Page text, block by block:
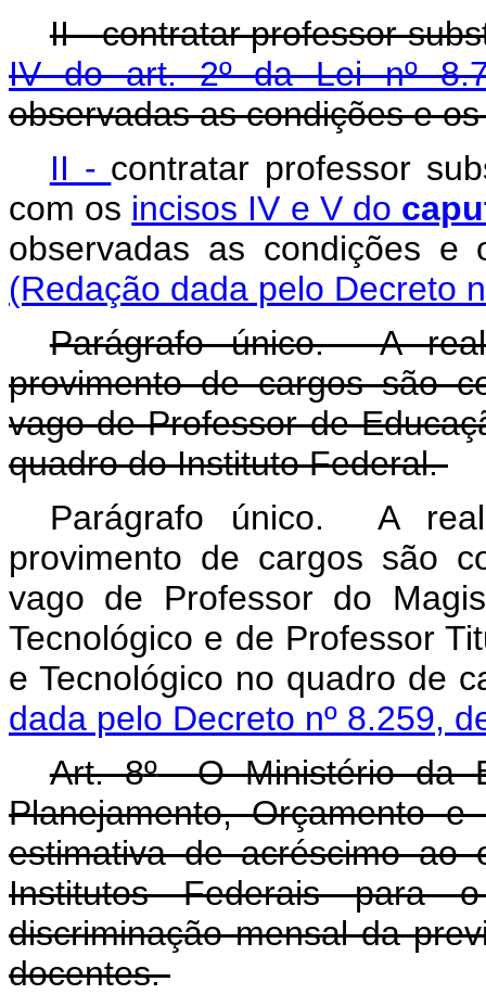
II - contratar professor
IV do art. 2º da Lei nº
observadas as condições e
II - contratar professor
com os incisos IV e V do
observadas as condições e
(Redação dada pelo Decreto
Parágrafo único. A
provimento de cargos são
vago de Professor de
quadro do Instituto Federal.
Parágrafo único. A
provimento de cargos são
vago de Professor do
Tecnológico e de Professor
e Tecnológico no quadro de
dada pelo Decreto nº 8.259,
Art. 8ºO Ministério da
Planejamento, Orçamento
estimativa de acréscimo ao
Institutos Federais para
discriminação mensal da
docentes.